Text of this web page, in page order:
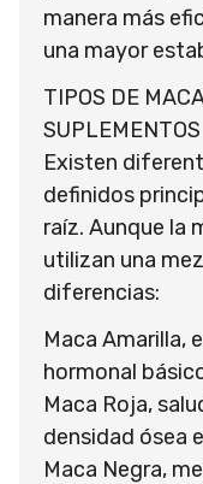
manera más
una mayor
TIPOS DE
SUPLEMENTOS
Existen
definidos
raíz. Aunque la
utilizan una
diferencias:
Maca Amarilla,
hormonal
Maca Roja,
densidad ósea
Maca Negra,